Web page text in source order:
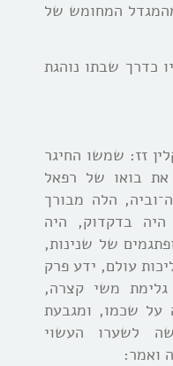
המחומש של
כדרך שבתו נוהגת
זז: שמשו החיגר
בואו של רפאל
הלה מבורך
בדקדוק, היה
של שנינות,
עולם, ידע פרק
משי קצרה,
על שכמו, ומגבעת
לשערו העשוי
ואמר: